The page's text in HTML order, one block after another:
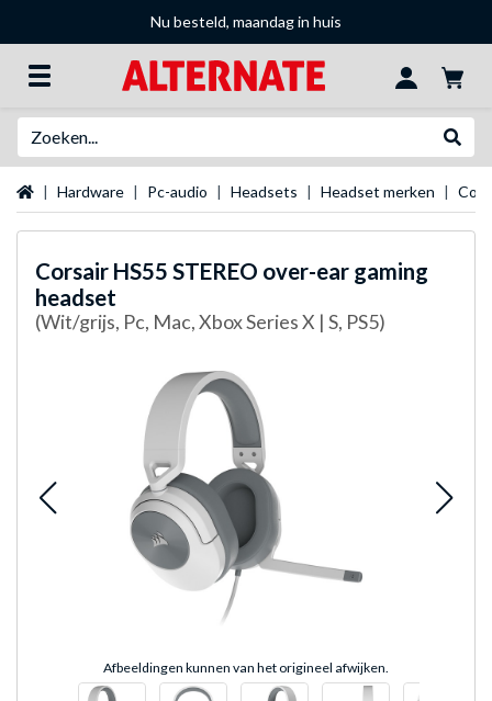
Nu besteld, maandag in huis
Startpagina
Hardware Pc-audio Headsets Headset merken
Corsair HS55 STEREO over-ear gaming
headset
(Wit/grijs, Pc, Mac, Xbox Series X | S, PS5)
Afbeeldingen kunnen van het origineel afwijken.